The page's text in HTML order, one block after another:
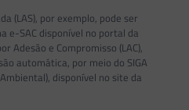
(LAS), por exemplo, pode ser
e-SAC disponível no portal da
Adesão e Compromisso (LAC),
automática, por meio do SIGA
disponível no site da